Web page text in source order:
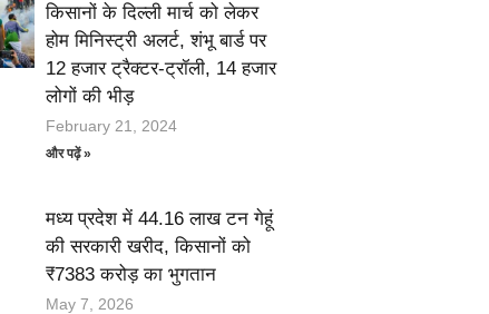
किसानों के दिल्ली मार्च को लेकर
होम मिनिस्ट्री अलर्ट, शंभू बार्ड पर
12 हजार ट्रैक्टर-ट्रॉली, 14 हजार
लोगों की भीड़
February 21, 2024
और पढ़ें »
मध्य प्रदेश में 44.16 लाख टन गेहूं
की सरकारी खरीद, किसानों को
₹7383 करोड़ का भुगतान
May 7, 2026